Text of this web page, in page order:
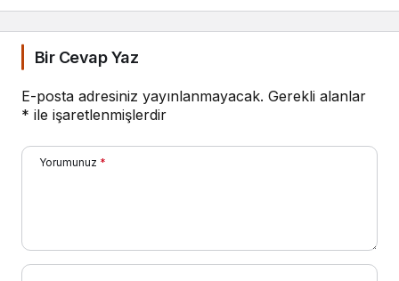
Bir Cevap Yaz
E-posta adresiniz yayınlanmayacak. Gerekli alanlar
* ile işaretlenmişlerdir
Yorumunuz *